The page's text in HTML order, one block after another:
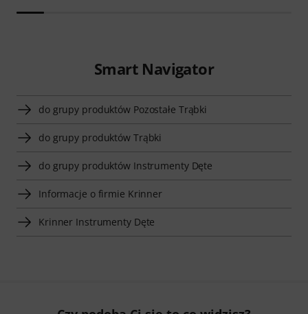
Smart Navigator
do grupy produktów Pozostałe Trąbki
do grupy produktów Trąbki
do grupy produktów Instrumenty Dęte
Informacje o firmie Krinner
Krinner Instrumenty Dęte